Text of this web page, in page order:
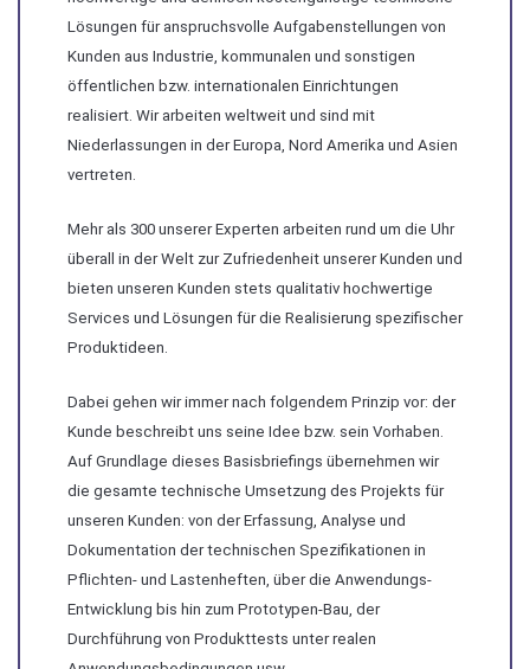
Lösungen für anspruchsvolle Aufgabenstellungen von
Kunden aus Industrie, kommunalen und sonstigen
öffentlichen bzw. internationalen Einrichtungen
realisiert. Wir arbeiten weltweit und sind mit
Niederlassungen in der Europa, Nord Amerika und Asien
vertreten.
Mehr als 300 unserer Experten arbeiten rund um die Uhr
überall in der Welt zur Zufriedenheit unserer Kunden und
bieten unseren Kunden stets qualitativ hochwertige
Services und Lösungen für die Realisierung spezifischer
Produktideen.
Dabei gehen wir immer nach folgendem Prinzip vor: der
Kunde beschreibt uns seine Idee bzw. sein Vorhaben.
Auf Grundlage dieses Basisbriefings übernehmen wir
die gesamte technische Umsetzung des Projekts für
unseren Kunden: von der Erfassung, Analyse und
Dokumentation der technischen Spezifikationen in
Pflichten- und Lastenheften, über die Anwendungs-
Entwicklung bis hin zum Prototypen-Bau, der
Durchführung von Produkttests unter realen